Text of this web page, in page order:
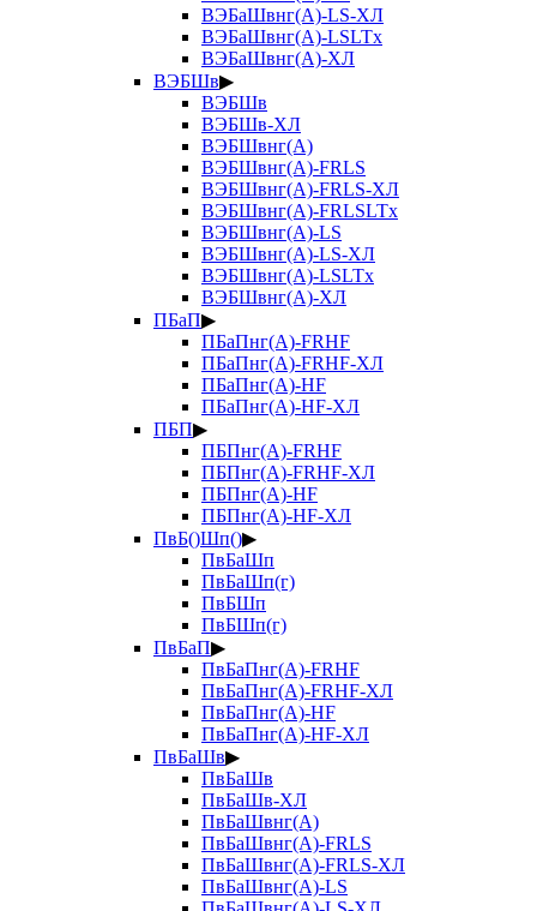
ВЭБаШвнг(А)-LS-ХЛ
ВЭБаШвнг(А)-LSLTx
ВЭБаШвнг(А)-ХЛ
ВЭБШв▶
ВЭБШв
ВЭБШв-ХЛ
ВЭБШвнг(А)
ВЭБШвнг(А)-FRLS
ВЭБШвнг(А)-FRLS-ХЛ
ВЭБШвнг(А)-FRLSLTx
ВЭБШвнг(А)-LS
ВЭБШвнг(А)-LS-ХЛ
ВЭБШвнг(А)-LSLTx
ВЭБШвнг(А)-ХЛ
ПБаП▶
ПБаПнг(А)-FRHF
ПБаПнг(А)-FRHF-ХЛ
ПБаПнг(А)-HF
ПБаПнг(А)-HF-ХЛ
ПБП▶
ПБПнг(А)-FRHF
ПБПнг(А)-FRHF-ХЛ
ПБПнг(А)-HF
ПБПнг(А)-HF-ХЛ
ПвБ()Шп()▶
ПвБаШп
ПвБаШп(г)
ПвБШп
ПвБШп(г)
ПвБаП▶
ПвБаПнг(А)-FRHF
ПвБаПнг(А)-FRHF-ХЛ
ПвБаПнг(А)-HF
ПвБаПнг(А)-HF-ХЛ
ПвБаШв▶
ПвБаШв
ПвБаШв-ХЛ
ПвБаШвнг(А)
ПвБаШвнг(А)-FRLS
ПвБаШвнг(А)-FRLS-ХЛ
ПвБаШвнг(А)-LS